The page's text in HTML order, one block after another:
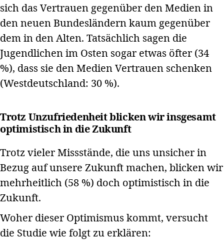
sich das Vertrauen gegenüber den Medien in
den neuen Bundesländern kaum gegenüber
dem in den Alten. Tatsächlich sagen die
Jugendlichen im Osten sogar etwas öfter (34
%), dass sie den Medien Vertrauen schenken
(Westdeutschland: 30 %).
Trotz Unzufriedenheit blicken wir insgesamt
optimistisch in die Zukunft
Trotz vieler Missstände, die uns unsicher in
Bezug auf unsere Zukunft machen, blicken wir
mehrheitlich (58 %) doch optimistisch in die
Zukunft.
Woher dieser Optimismus kommt, versucht
die Studie wie folgt zu erklären: